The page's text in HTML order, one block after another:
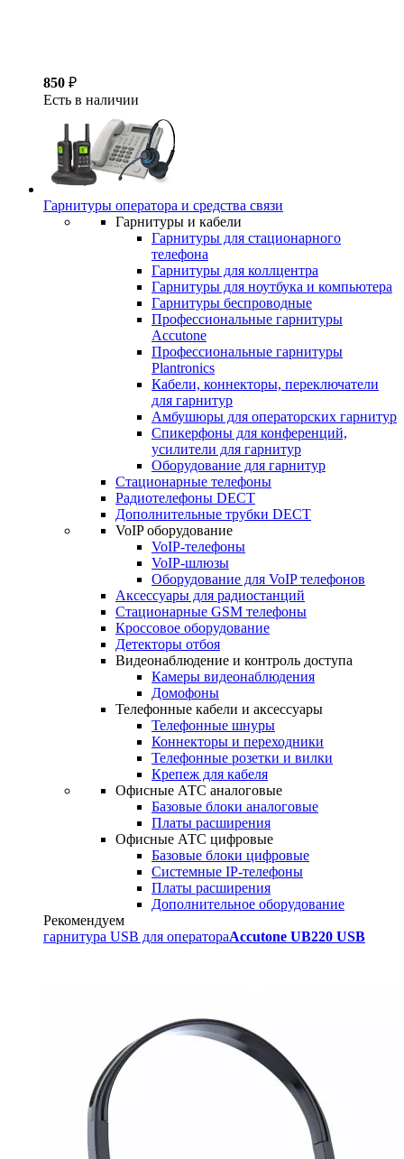
850 ₽
Есть в наличии
Гарнитуры оператора и средства связи
Гарнитуры и кабели
Гарнитуры для стационарного
телефона
Гарнитуры для коллцентра
Гарнитуры для ноутбука и компьютера
Гарнитуры беспроводные
Профессиональные гарнитуры
Accutone
Профессиональные гарнитуры
Plantronics
Кабели, коннекторы, переключатели
для гарнитур
Амбушюры для операторских гарнитур
Cпикерфоны для конференций,
усилители для гарнитур
Оборудование для гарнитур
Стационарные телефоны
Радиотелефоны DECT
Дополнительные трубки DECT
VoIP оборудование
VoIP-телефоны
VoIP-шлюзы
Оборудование для VoIP телефонов
Аксессуары для радиостанций
Стационарные GSM телефоны
Кроссовое оборудование
Детекторы отбоя
Видеонаблюдение и контроль доступа
Камеры видеонаблюдения
Домофоны
Телефонные кабели и аксессуары
Телефонные шнуры
Коннекторы и переходники
Телефонные розетки и вилки
Крепеж для кабеля
Офисные АТС аналоговые
Базовые блоки аналоговые
Платы расширения
Офисные АТС цифровые
Базовые блоки цифровые
Системные IP-телефоны
Платы расширения
Дополнительное оборудование
Рекомендуем
гарнитура USB для оператораAccutone UB220 USB